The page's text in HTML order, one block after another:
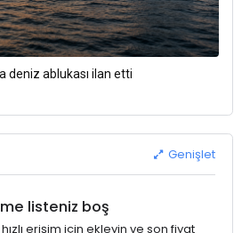
deniz ablukası ilan etti
Genişlet
listeniz boş
hızlı erişim için ekleyin ve son fiyat